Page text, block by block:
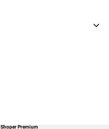
Shoper Premium